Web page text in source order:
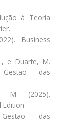
à Teoria
Business
e Duarte, M.
das
M. (2025).
Edition.
das